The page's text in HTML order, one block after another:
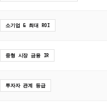
소기업 & 최대 ROI
중형 시장 금융 IR
투자자 관계 등급